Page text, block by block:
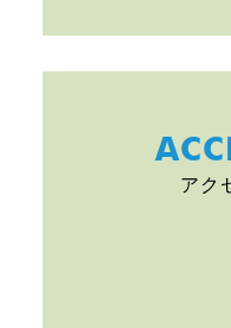
アク